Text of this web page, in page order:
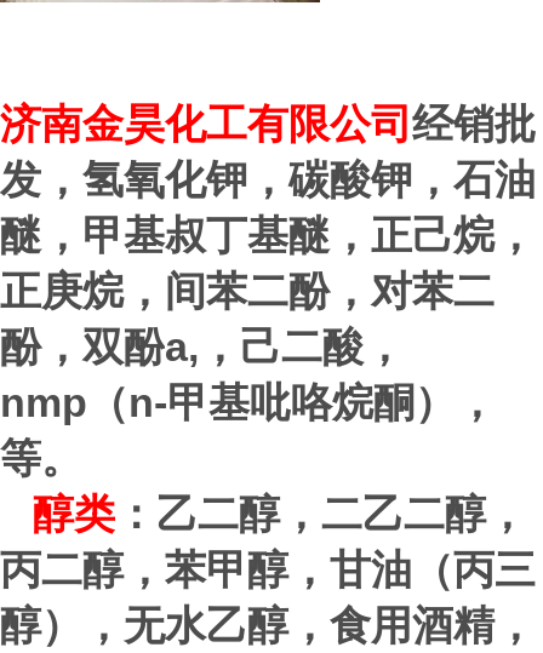
济南金昊化工有限公司 经销批
发，氢氧化钾，碳酸钾，石油
醚，甲基叔丁基醚，正己烷，
正庚烷，间苯二酚，对苯二
酚，双酚a, ，己二酸，
nmp （n-甲基吡咯烷酮），
等。
醇类 ：乙二醇，二乙二醇，
丙二醇，苯甲醇，甘油（丙三
醇），无水乙醇，食用酒精，